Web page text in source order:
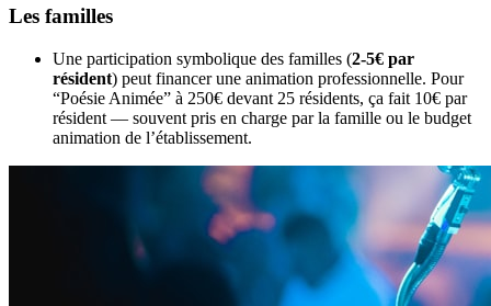
Les familles
Une participation symbolique des familles (2-5€ par
résident) peut financer une animation professionnelle. Pour
“Poésie Animée” à 250€ devant 25 résidents, ça fait 10€ par
résident — souvent pris en charge par la famille ou le budget
animation de l’établissement.